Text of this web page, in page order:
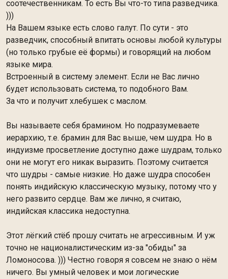
соотечественникам. То есть Вы что-то типа разведчика.
)))
На Вашем языке есть слово галут. По сути - это
разведчик, способный впитать основы любой культуры
(но только грубые её формы) и говорящий на любом
языке мира.
Встроенный в систему элемент. Если не Вас лично
будет использовать система, то подобного Вам.
За что и получит хлебушек с маслом.
Вы называете себя брамином. Но подразумеваете
иерархию, т.е. брамин для Вас выше, чем шудра. Но в
индуизме просветление доступно даже шудрам, только
они не могут его никак выразить. Поэтому считается
что шудры - самые низкие. Но даже шудра способен
понять индийскую классическую музыку, потому что у
него развито сердце. Вам же лично, я считаю,
индийская классика недоступна.
Этот лёгкий стёб прошу считать не агрессивным. И уж
точно не националистическим из-за "обиды" за
Ломоносова. ))) Честно говоря я совсем не знаю о нём
ничего. Вы умный человек и мои логические